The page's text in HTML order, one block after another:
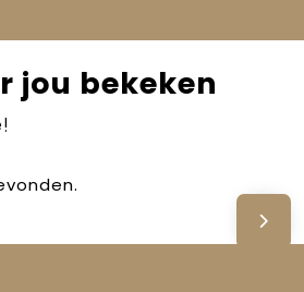
jou bekeken